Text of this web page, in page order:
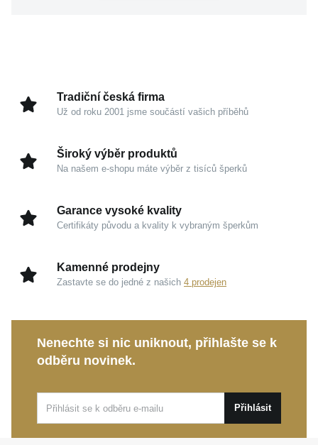
Tradiční česká firma
Už od roku 2001 jsme součástí vašich příběhů
Široký výběr produktů
Na našem e-shopu máte výběr z tisíců šperků
Garance vysoké kvality
Certifikáty původu a kvality k vybraným šperkům
Kamenné prodejny
Zastavte se do jedné z našich 4 prodejen
Nenechte si nic uniknout, přihlašte se k
odběru novinek.
Přihlásit